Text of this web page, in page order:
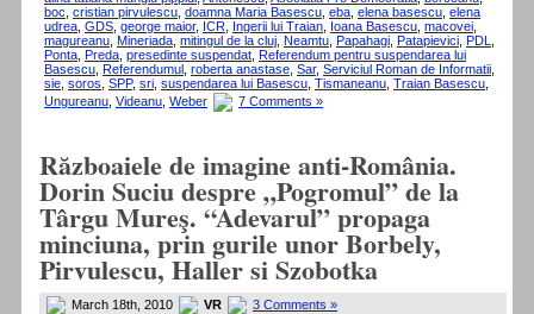
boc cristian pirvulescu doamna Maria Basescu eba elena basescu elena
udrea GDS george maior, ICR Ingerii lui Traian Ioana Basescu macovei
magureanu Mineriada mitingul de la cluj Neamtu Papahagi Patapievici PDL
Ponta
Preda presedinte suspendat
Referendum pentru suspendarea lui
Basescu
Referendumul roberta anastase Sar, Serviciul Roman de Informatii
sie soros SPP, sri suspendarea lui Basescu Tismaneanu Traian Basescu
Ungureanu Videanu Weber 7 Comments »
Războaiele de imagine anti-România.
Dorin Suciu despre „Pogromul” de la
Târgu Mureş. “Adevarul” propaga
minciuna, prin gurile unor Borbely,
Pirvulescu, Haller si Szobotka
March 18th, 2010 VR 3 Comments »